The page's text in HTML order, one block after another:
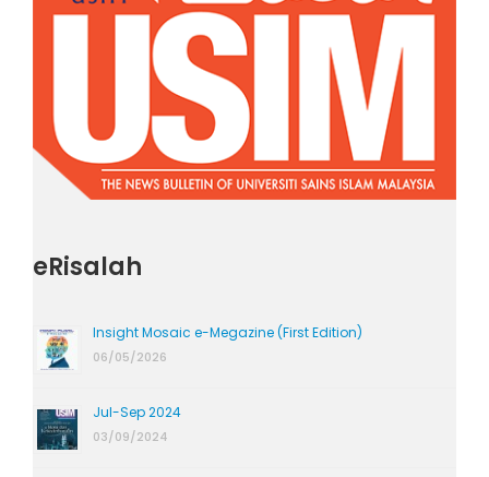
eRisalah
Insight Mosaic e-Megazine (First Edition)
06/05/2026
Jul-Sep 2024
03/09/2024